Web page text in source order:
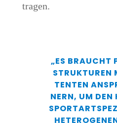
tragen.
„ES BRAUCHT
TEN­TEN
NERN, UM DEN